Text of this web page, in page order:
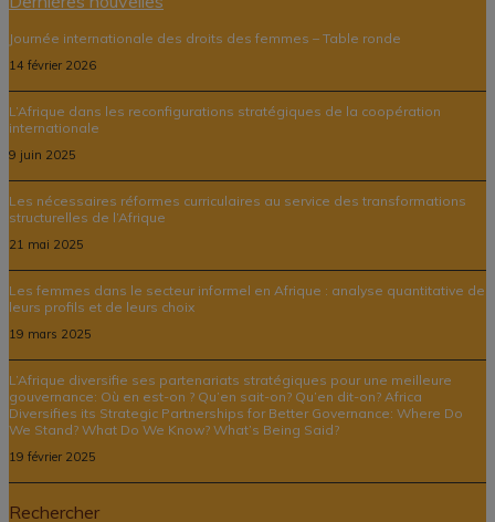
Journée internationale des droits des femmes – Table ronde
14 février 2026
L’Afrique dans les reconfigurations stratégiques de la coopération
internationale
9 juin 2025
Les nécessaires réformes curriculaires au service des transformations
structurelles de l’Afrique
21 mai 2025
Les femmes dans le secteur informel en Afrique : analyse quantitative de
leurs profils et de leurs choix
19 mars 2025
L’Afrique diversifie ses partenariats stratégiques pour une meilleure
gouvernance: Où en est-on ? Qu’en sait-on? Qu’en dit-on? Africa
Diversifies its Strategic Partnerships for Better Governance: Where Do
We Stand? What Do We Know? What’s Being Said?
19 février 2025
Rechercher